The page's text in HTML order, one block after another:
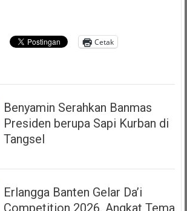
Cetak
Benyamin Serahkan Banmas
Presiden berupa Sapi Kurban di
Tangsel
Erlangga Banten Gelar Da’i
Competition 2026, Angkat Tema